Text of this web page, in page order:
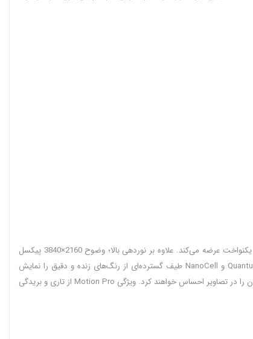
کیفیت تصویر تلویزیون 75 اینچ ال جی QNED86T با صفحه نمایش QNED صحنه‌هایی با خلوص بالا را ارائه می‌دهد. نور پس‌زمینه LED Edge نیز روشنایی را به صورت یکنواخت عرضه می‌کند. علاوه بر نوردهی بالا؛ وضوح 2160×3840 پیکسل
تجربه‌ای فراتر از انتظار رابرای شما به ارمغان می‌آورد. فناوری One Billion Color هشت میلیون رنگ متنوع را در جهت محتوای عمیق عرضه می‌کند. فناوری‌های Quantum Dot و NanoCell طیف گسترده‌ای از رنگ‌های زنده و دقیق را نمایش
می‌دهد. حالت فیلم ساز Film Maker Mode را داریم که محتوا را طبق سازنده‌ی فیلم نمایش می‌دهد و دوست‌داران فیلم با فعال کردن این گزینه بدون تاری دید، واقعی بودن را در تصاویر احساس خواهند کرد. ویژگی Motion Pro از تاری و بریدگی